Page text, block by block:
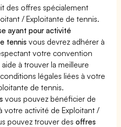
des offres spécialement
/ Exploitante de tennis.
ayant pour activité
tennis vous devrez adhérer à
votre convention
à trouver la meilleure
légales liées à votre
de tennis.
vous pouvez bénéficier de
votre activité de Exploitant /
pouvez trouver desoffres